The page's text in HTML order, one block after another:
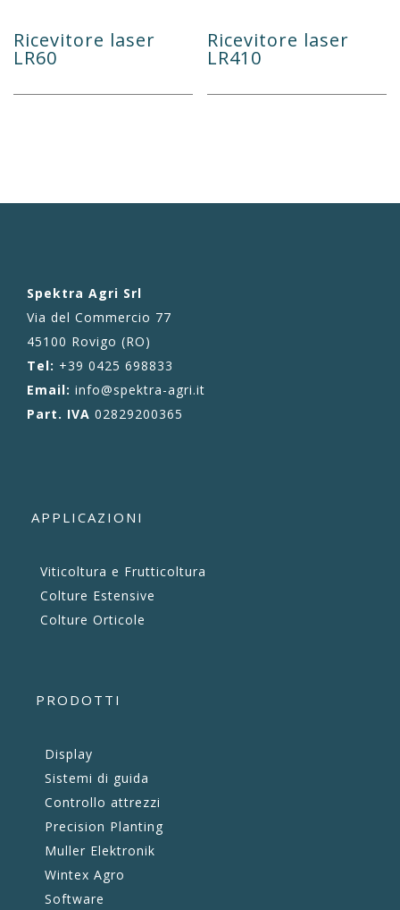
Ricevitore laser
LR60
Ricevitore laser
LR410
Spektra Agri Srl
Via del Commercio 77
45100 Rovigo (RO)
Tel: +39 0425 698833
Email: info@spektra-agri.it
Part. IVA 02829200365
APPLICAZIONI
Viticoltura e Frutticoltura
Colture Estensive
Colture Orticole
PRODOTTI
Display
Sistemi di guida
Controllo attrezzi
Precision Planting
Muller Elektronik
Wintex Agro
Software